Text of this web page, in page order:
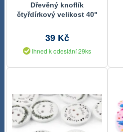
Dřevěný knoflík
čtyřdírkový velikost 40"
39 Kč
Ihned k odeslání 29ks